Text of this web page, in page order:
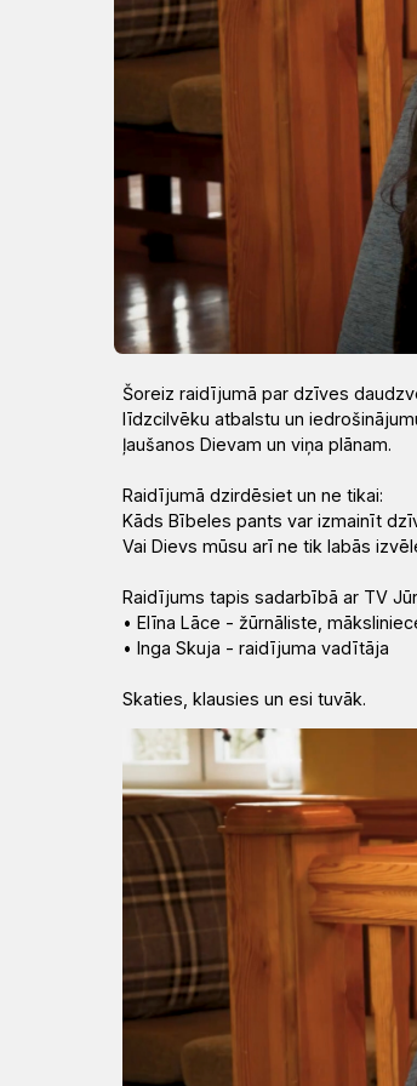
kristietību
Šoreiz raidījumā par dzīves
līdzcilvēku atbalstu un
ļaušanos Dievam un viņa plānam.
Raidījumā dzirdēsiet un ne tikai:
Kāds Bībeles pants var izmainīt
Vai Dievs mūsu arī ne tik labās
Raidījums tapis sadarbībā ar TV
• Elīna Lāce - žūrnāliste,
• Inga Skuja - raidījuma vadītāja
Skaties, klausies un esi tuvāk.